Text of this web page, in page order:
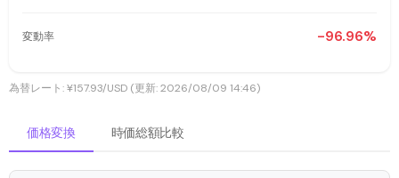
変動率 -96.96%
為替レート: ¥157.93/USD (更新: 2026/08/09 14:46)
価格変換 時価総額比較